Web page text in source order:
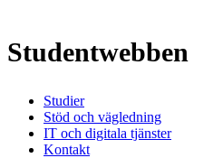
Studentwebben
Studier
Stöd och vägledning
IT och digitala tjänster
Kontakt